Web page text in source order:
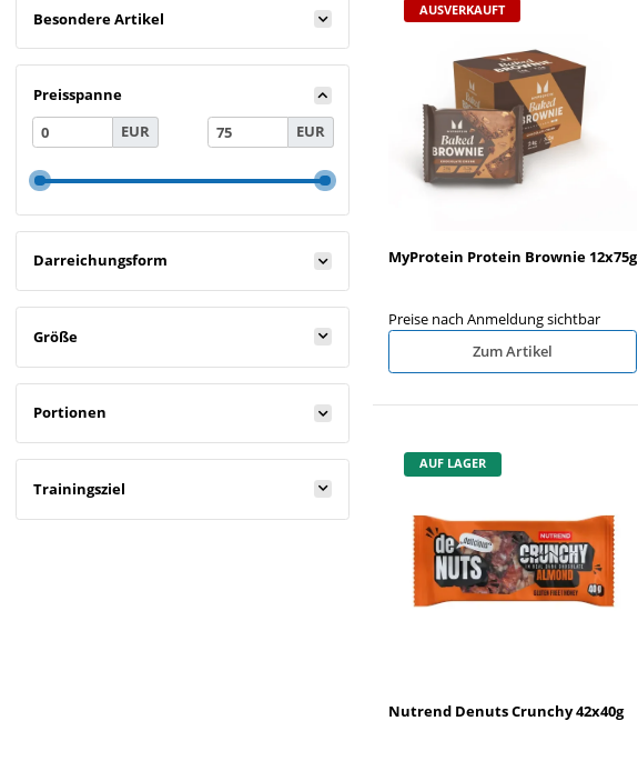
AUSVERKAUFT
MyProtein Protein Brownie 12x75g
Preise nach Anmeldung sichtbar
Zum Artikel
AUF LAGER
Nutrend Denuts Crunchy 42x40g
Besondere Artikel
Preisspanne
EUR
EUR
Darreichungsform
Größe
Portionen
Trainingsziel